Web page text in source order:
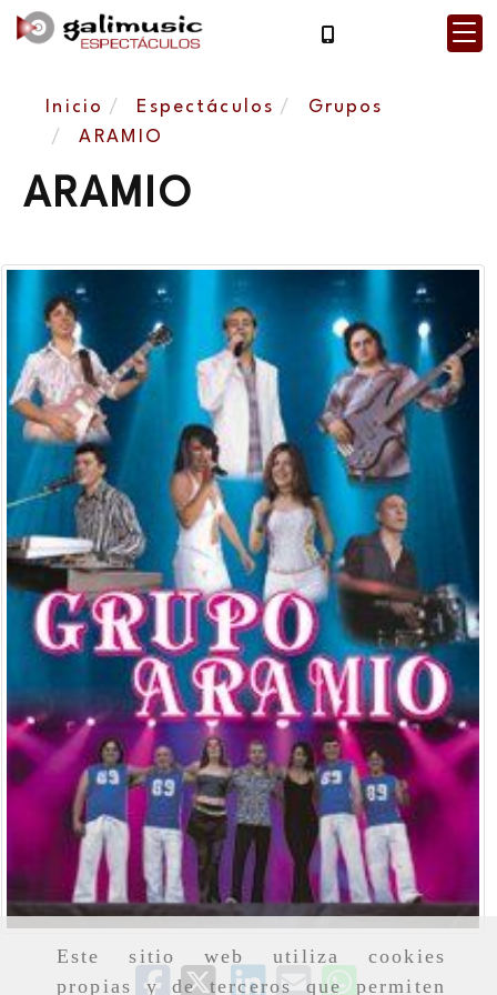
Este sitio web utiliza cookies
propias y de terceros que permiten
Inicio Espectáculos
Grupos
ARAMIO
ARAMIO